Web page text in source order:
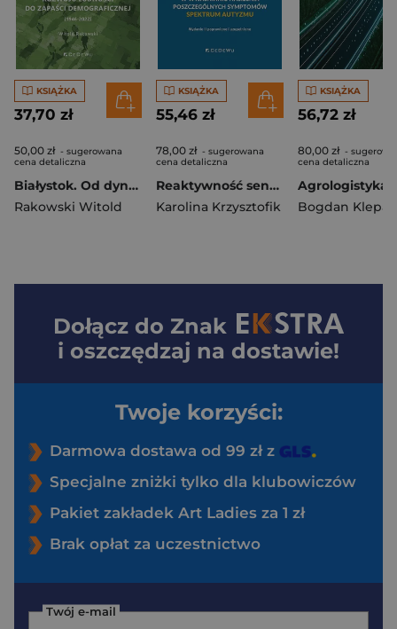
KSIĄŻKA
37,70 zł
50,00 zł - sugerowana
cena detaliczna
Białystok. Od dynamicznego rozwoju ludności do zapaści demograficznej (1946-2022)
Rakowski Witold
KSIĄŻKA
55,46 zł
78,00 zł - sugerowana
cena detaliczna
Reaktywność sensoryczna i teoria umysłu...
Karolina Krzysztofik
KSIĄŻKA
56,72 zł
80,00 zł -
cena detaliczna
Agrologistyka
Bogdan
Dołącz do Znak
i oszczędzaj na dostawie!
Twoje korzyści:
Darmowa dostawa od 99 zł z
Specjalne zniżki tylko dla klubowiczów
Pakiet zakładek Art Ladies za 1 zł
Brak opłat za uczestnictwo
Twój e-mail